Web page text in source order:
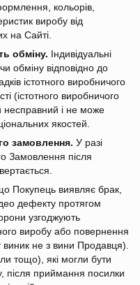
кольорів,
виробу від
на Сайті.
обміну. Індивідуальні
обміну відповідно до
істотного виробничого
(істотного виробничого
несправний і не може
якостей.
замовлення. У разі
Замовлення після
Покупець виявляє брак,
дефекту протягом
узгоджують
виробу або повернення
виник не з вини Продавця).
тощо), які могли бути
після приймання посилки